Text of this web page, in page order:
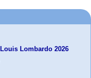
Lombardo 2026